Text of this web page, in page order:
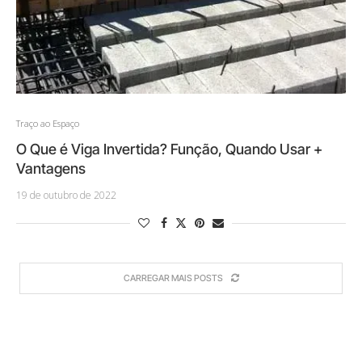
Traço ao Espaço
O Que é Viga Invertida? Função, Quando Usar +
Vantagens
19 de outubro de 2022
CARREGAR MAIS POSTS